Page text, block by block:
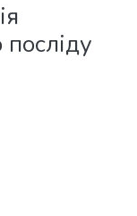
посліду